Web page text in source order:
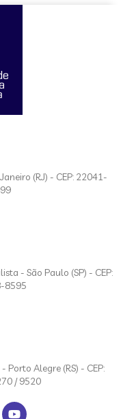
(RJ) - CEP: 22041-
- São Paulo (SP) - CEP:
8595
Alegre (RS) - CEP:
/ 9520